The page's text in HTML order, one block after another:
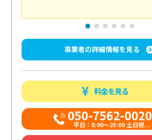
事業者の詳細情報を見る
料金を見る
050-7562-0020
平日：8:00〜25:00 土日祝...